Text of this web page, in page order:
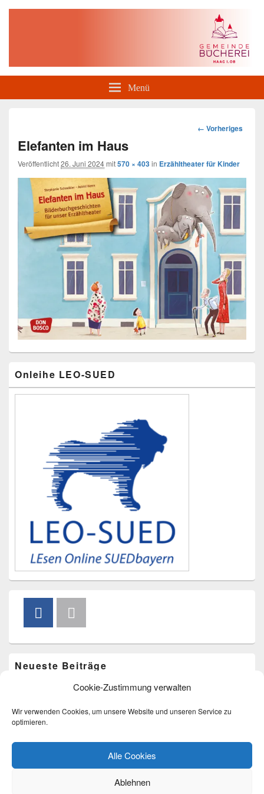
Cookie-Zustimmung verwalten
Wir verwenden Cookies, um unsere Website und unseren Service zu
optimieren.
Alle Cookies
Ablehnen
Gemeindebücherei Haag i. OB
Menü
Bilder-
← Vorheriges
Elefanten im Haus
Veröffentlicht26. Juni 2024mit570 × 403in Erzähltheater für Kinder
Seitenleisten-
Widgetbereich
Onleihe LEO-SUED
Neueste Beiträge
Vorlesen im Freibad am 20. August um 15.00 Uhr
Bücherkarussell am 9. Mai
Eröffnungstermin im Zehentstadel
Bücherflohmarkt am 22.03.2026